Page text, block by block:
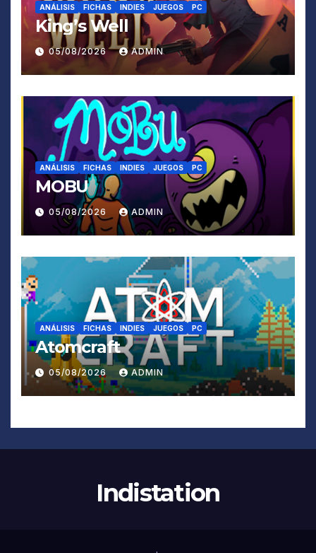
ANÁLISIS FICHAS INDIES JUEGOS PC
King’s Well
05/08/2026 ADMIN
ANÁLISIS FICHAS INDIES JUEGOS PC
MOBU
05/08/2026 ADMIN
ANÁLISIS FICHAS INDIES JUEGOS PC
Atomcraft
05/08/2026 ADMIN
Indistation